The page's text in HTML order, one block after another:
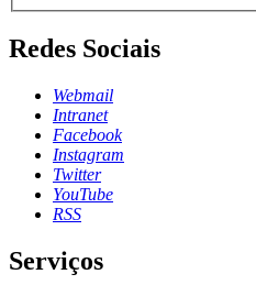
Redes Sociais
Webmail
Intranet
Facebook
Instagram
Twitter
YouTube
RSS
Serviços